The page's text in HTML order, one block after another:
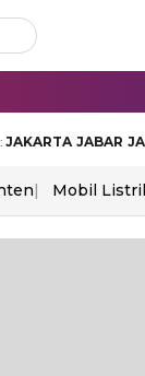
JAKARTA JABAR
Mobil